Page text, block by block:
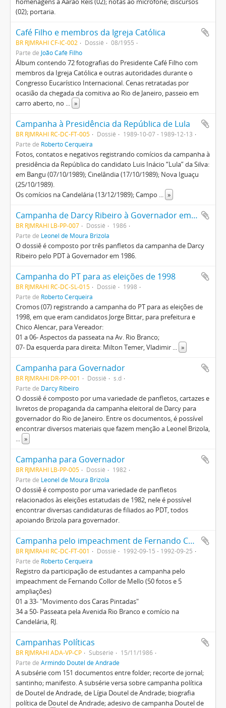
(02); portaria.
Café Filho e membros da Igreja Católica
BR RJMRAHI CF-IC-002 Dossiê
08/1955
Parte de João Café Filho
Álbum contendo 72 fotografias do Presidente Café Filho com
membros da Igreja Católica e outras autoridades durante o
Congresso Eucarístico Internacional. Cenas retratadas por
ocasião da chegada da comitiva ao Rio de Janeiro, passeio em
carro aberto, no ... »
Campanha à Presidência da República de Lula
BR RJMRAHI RC-DC-FT-005 Dossiê
1989-10-07 - 1989-12-13
Parte de Roberto Cerqueira
Fotos, contatos e negativos registrando comícios da campanha à
presidência da República do candidato Luis Inácio “Lula” da Silva:
em Bangu (07/10/1989); Cinelândia (17/10/1989); Nova Iguaçu
(25/10/1989).
Os comícios na Candelária (13/12/1989); Campo ... »
Campanha de Darcy Ribeiro à Governador em 1986
BR RJMRAHI LB-PP-007 Dossiê
1986
Parte de Leonel de Moura Brizola
O dossiê é composto por três panfletos da campanha de Darcy
Ribeiro pelo PDT à Governador em 1986.
Campanha do PT para as eleições de 1998
BR RJMRAHI RC-DC-SL-015 Dossiê
1998
Parte de Roberto Cerqueira
Cromos (07) registrando a campanha do PT para as eleições de
1998, em que eram candidatos Jorge Bittar, para prefeitura e
Chico Alencar, para Vereador:
01 a 06- Aspectos da passeata na Av. Rio Branco;
07- Da esquerda para direita: Milton Temer, Vladimir ... »
Campanha para Governador
BR RJMRAHI DR-PP-001 Dossiê
s.d
Parte de Darcy Ribeiro
O dossiê é composto por uma variedade de panfletos, cartazes e
livretos de propaganda da campanha eleitoral de Darcy para
governador do Rio de Janeiro. Entre os documentos, é possível
encontrar diversos materiais que fazem menção a Leonel Brizola,
... »
Campanha para Governador
BR RJMRAHI LB-PP-005 Dossiê
1982
Parte de Leonel de Moura Brizola
O dossiê é composto por uma variedade de panfletos
relacionados às eleições estatudais de 1982, nele é possível
encontrar diversas candidaturas de filiados ao PDT, todos
apoiando Brizola para governador.
Campanha pelo impeachment de Fernando Collor de Mello
BR RJMRAHI RC-DC-FT-001 Dossiê
1992-09-15 - 1992-09-25
Parte de Roberto Cerqueira
Registro da participação de estudantes a campanha pelo
impeachment de Fernando Collor de Mello (50 fotos e 5
ampliações)
01 a 33- "Movimento dos Caras Pintadas"
34 a 50- Passeata pela Avenida Rio Branco e comício na
Candelária, RJ.
Campanhas Políticas
BR RJMRAHI ADA-VP-CP Subsérie
15/11/1986
Parte de Armindo Doutel de Andrade
A subsérie com 151 documentos entre folder; recorte de jornal;
santinho; manifesto. A subsérie versa sobre campanha política
de Doutel de Andrade, de Lígia Doutel de Andrade; biografia
política de Doutel de Andrade; adesivo de campanha Doutel de